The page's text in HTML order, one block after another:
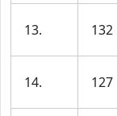
13. 132
14. 127